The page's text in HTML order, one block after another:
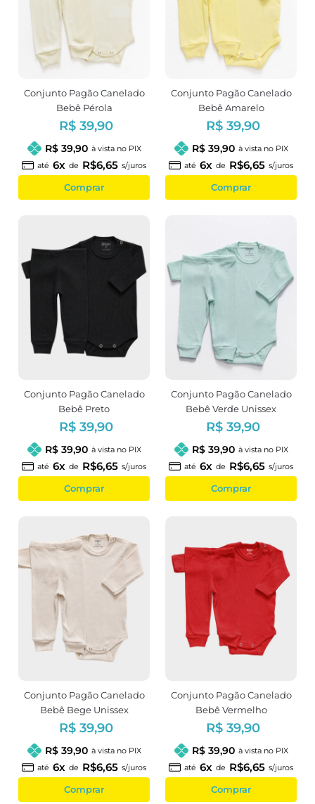
Conjunto Pagão Canelado
Bebê Pérola
R$ 39,90
R$ 39,90 à vista no PIX
até 6x de R$6,65 s/juros
Comprar
Conjunto Pagão Canelado
Bebê Amarelo
R$ 39,90
R$ 39,90 à vista no PIX
até 6x de R$6,65 s/juros
Comprar
Conjunto Pagão Canelado
Bebê Preto
R$ 39,90
R$ 39,90 à vista no PIX
até 6x de R$6,65 s/juros
Comprar
Conjunto Pagão Canelado
Bebê Verde Unissex
R$ 39,90
R$ 39,90 à vista no PIX
até 6x de R$6,65 s/juros
Comprar
Conjunto Pagão Canelado
Bebê Bege Unissex
R$ 39,90
R$ 39,90 à vista no PIX
até 6x de R$6,65 s/juros
Comprar
Conjunto Pagão Canelado
Bebê Vermelho
R$ 39,90
R$ 39,90 à vista no PIX
até 6x de R$6,65 s/juros
Comprar